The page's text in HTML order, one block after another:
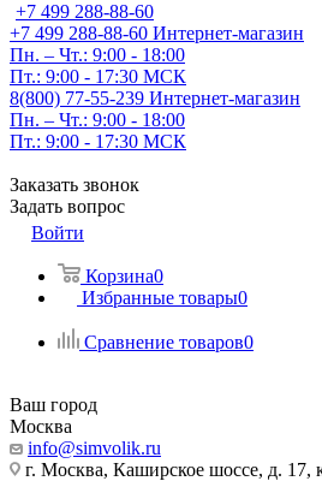
+7 499 288-88-60
+7 499 288-88-60 Интернет-магазин
Пн. – Чт.: 9:00 - 18:00
Пт.: 9:00 - 17:30 МСК
8(800) 77-55-239 Интернет-магазин
Пн. – Чт.: 9:00 - 18:00
Пт.: 9:00 - 17:30 МСК
Заказать звонок
Задать вопрос
Войти
Корзина0
Избранные товары0
Сравнение товаров0
Ваш город
Москва
info@simvolik.ru
г. Москва, Каширское шоссе, д. 17,